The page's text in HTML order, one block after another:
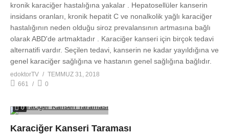
kronik karaciğer hastalığına yakalar . Hepatosellüler kanserin
insidans oranları, kronik hepatit C ve nonalkolik yağlı karaciğer
hastalığının neden olduğu siroz prevalansının artmasına bağlı
olarak ABD'de artmaktadır . Karaciğer kanseri için birçok tedavi
alternatifi vardır. Seçilen tedavi, kanserin ne kadar yayıldığına ve
genel karaciğer sağlığına ve hastanın genel sağlığına bağlıdır.
edoktorTV
TEMMUZ 31, 2018
661
0
0
Karaciğer Kanseri Taraması